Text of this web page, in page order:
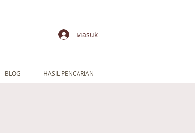
Masuk
BLOG HASIL PENCARIAN